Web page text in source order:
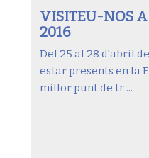
VISITEU-NOS
2016
Del 25 al 28 d'abril
estar presents en la
millor punt de tr ...